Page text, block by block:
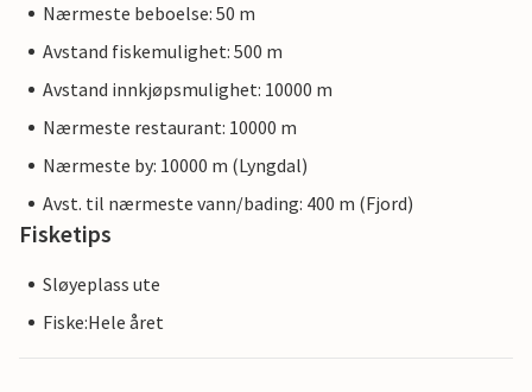
Nærmeste beboelse: 50 m
Avstand fiskemulighet: 500 m
Avstand innkjøpsmulighet: 10000 m
Nærmeste restaurant: 10000 m
Nærmeste by: 10000 m (Lyngdal)
Avst. til nærmeste vann/bading: 400 m (Fjord)
Fisketips
Sløyeplass ute
Fiske:Hele året